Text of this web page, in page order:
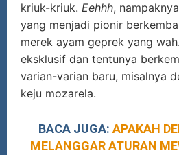
kriuk-kriuk. Eehhh,
yang menjadi pionir
merek ayam geprek yang
eksklusif dan tentunya
varian-varian baru, misalnya
keju mozarela.
BACA JUGA: APAKAH
MELANGGAR ATURAN